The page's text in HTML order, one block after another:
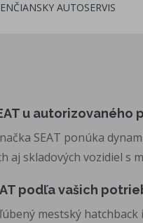
AUTOSERVIS
u autorizovaného
SEAT ponúka
aj skladových vozidiel s
podľa vašich
mestský hatchback